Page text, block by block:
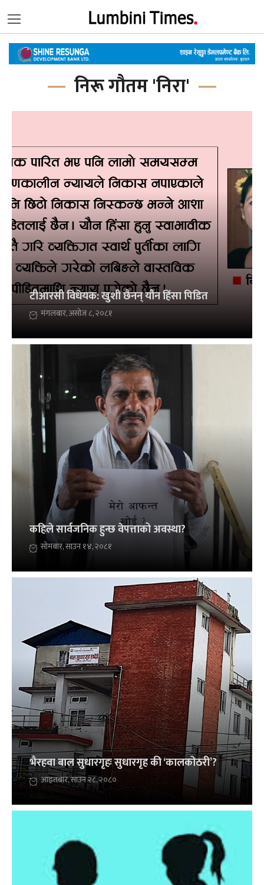
निरू गौतम 'निरा'
टीआरसी विधेयक: खुशी छैनन् यौन हिंसा पिडित
मंगलबार, असोज ८, २०८१
कहिले सार्वजनिक हुन्छ वेपत्ताको अवस्था?
सोमबार, साउन १४, २०८१
भैरहवा बाल सुधारगृहः सुधारगृह की ‘कालकोठरी’?
आइतबार, साउन २८, २०८०